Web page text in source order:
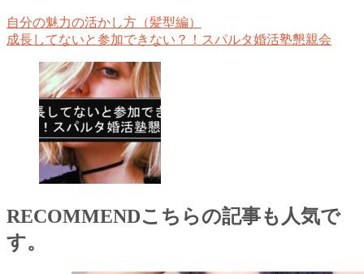
自分の魅力の活かし方（髪型編）
成長してないと参加できない？！スパルタ婚活塾懇親会
RECOMMENDこちらの記事も人気で
す。